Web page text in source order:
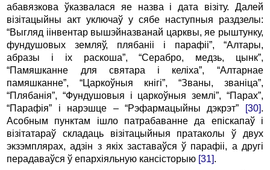
абавязкова ўказвалася яе назва і дата візіту. Далей
візітацыйны акт уключаў у сябе наступныя раздзелы:
“Выгляд іінвентар вышэйназванай царквы, яе рыштунку,
фундушовых земляў, плябаніі і парафіі”, “Алтары,
абразы і іх раскоша”, “Серабро, медзь, цынк”,
“Памяшканне для святара і келіха”, “Алтарнае
памяшканне”, “Царкоўныя кнігі”, “Званы, званіца”,
“Плябанія”, “Фундушовыя і царкоўныя землі”, “Парах”,
“Парафія” і нарэшце – “Рэфармацыйны дэкрэт”
[30].
Асобным пунктам ішло патрабаванне да епіскапаў і
візітатараў складаць візітацыйныя пратаколы ў двух
экзэмплярах, адзін з якіх заставаўся ў парафіі, а другі
перадаваўся ў епархіяльную кансісторыю [31].